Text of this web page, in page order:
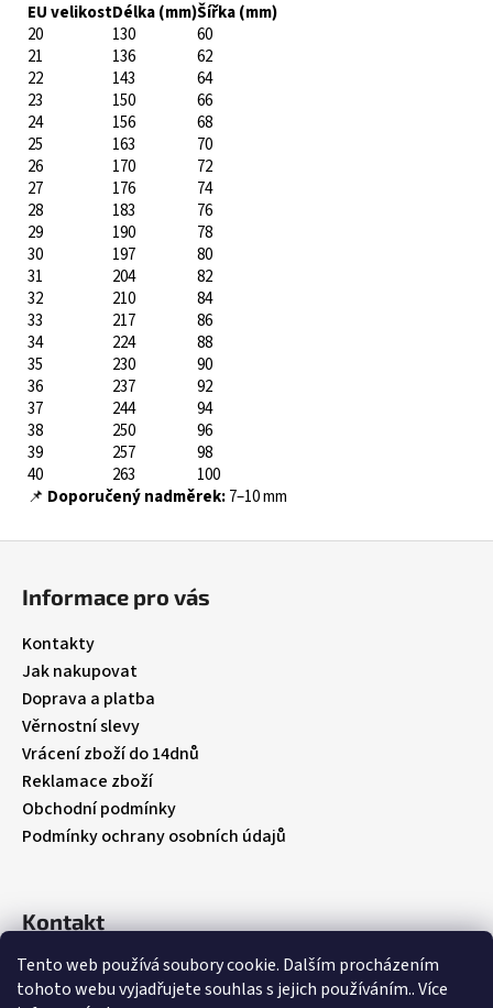
Tento web používá soubory cookie. Dalším procházením
tohoto webu vyjadřujete souhlas s jejich používáním.. Více
EU velikostDélka (mm)Šířka (mm)
20
130
60
21
136
62
22
143
64
23
150
66
24
156
68
25
163
70
26
170
72
27
176
74
28
183
76
29
190
78
30
197
80
31
204
82
32
210
84
33
217
86
34
224
88
35
230
90
36
237
92
37
244
94
38
250
96
39
257
98
40
263
100
📌 Doporučený nadměrek:7–10 mm
Informace pro vás
Kontakty
Jak nakupovat
Doprava a platba
Věrnostní slevy
Vrácení zboží do 14dnů
Reklamace zboží
Obchodní podmínky
Podmínky ochrany osobních údajů
Kontakt
info@ babybebare.cz
Facebook